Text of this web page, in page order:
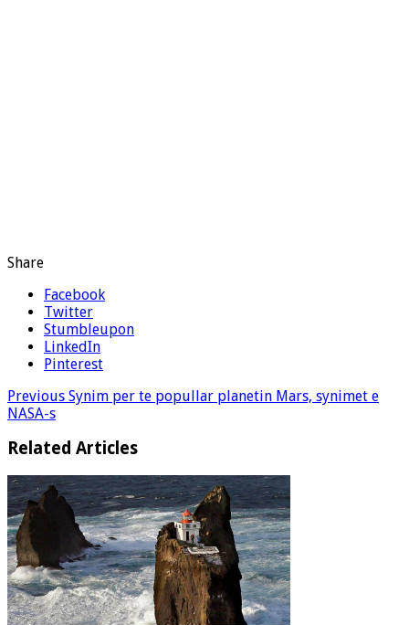
Share
Facebook
Twitter
Stumbleupon
LinkedIn
Pinterest
Previous Synim per te popullar planetin Mars, synimet e
NASA-s
Related Articles